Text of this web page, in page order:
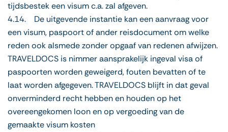
tijdsbestek een visum c.a. zal afgeven.
4.14. De uitgevende instantie kan een aanvraag voor
een visum, paspoort of ander reisdocument om welke
reden ook alsmede zonder opgaaf van redenen afwijzen.
TRAVELDOCS is nimmer aansprakelijk ingeval visa of
paspoorten worden geweigerd, fouten bevatten of te
laat worden afgegeven. TRAVELDOCS blijft in dat geval
onverminderd recht hebben en houden op het
overeengekomen loon en op vergoeding van de
gemaakte visum kosten